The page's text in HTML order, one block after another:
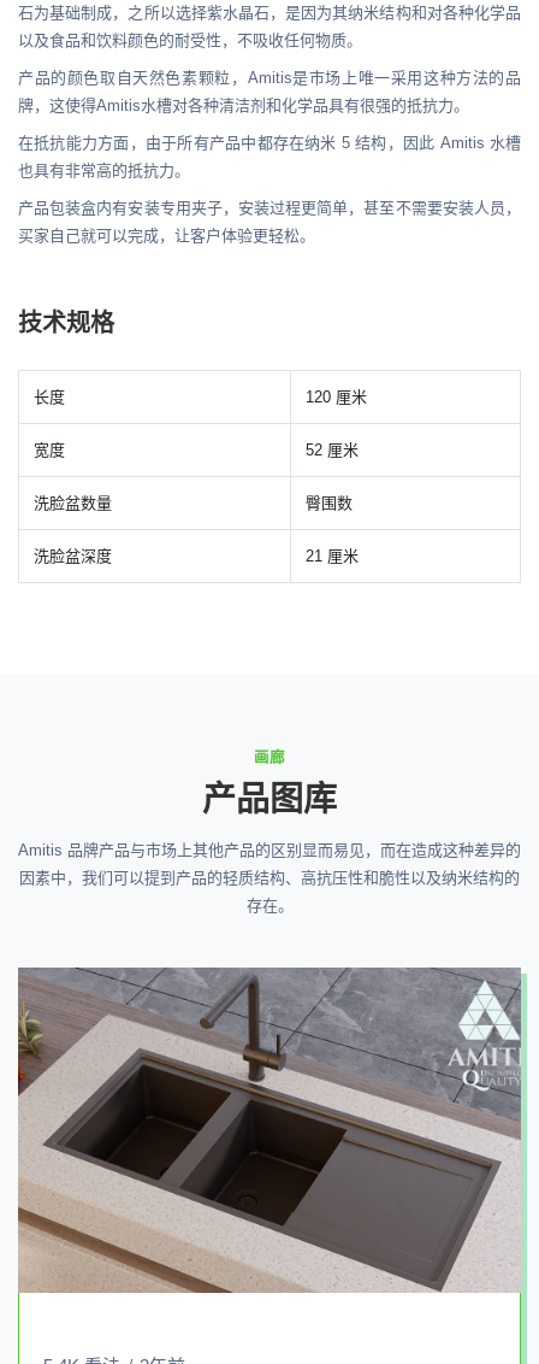
石为基础制成，之所以选择紫水晶石，是因为其纳米结构和对各种化学品
以及食品和饮料颜色的耐受性，不吸收任何物质。
产品的颜色取自天然色素颗粒，Amitis是市场上唯一采用这种方法的品
牌，这使得Amitis水槽对各种清洁剂和化学品具有很强的抵抗力。
在抵抗能力方面，由于所有产品中都存在纳米 5 结构，因此 Amitis 水槽
也具有非常高的抵抗力。
产品包装盒内有安装专用夹子，安装过程更简单，甚至不需要安装人员，
买家自己就可以完成，让客户体验更轻松。
技术规格
长度 120 厘米
宽度 52 厘米
洗脸盆数量 臀围数
洗脸盆深度 21 厘米
画廊
产品图库
Amitis 品牌产品与市场上其他产品的区别显而易见，而在造成这种差异的
因素中，我们可以提到产品的轻质结构、高抗压性和脆性以及纳米结构的
存在。